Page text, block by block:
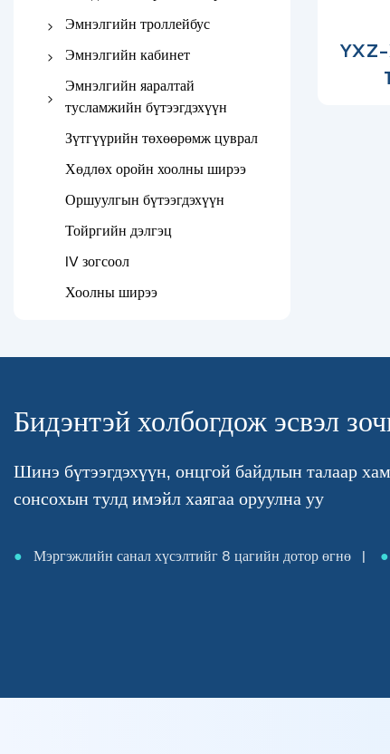
Гэрийн арчилгааны ор
Эмнэлгийн хүлээлгийн
сандал
Эмэгтэйчүүдийн үзлэгийн
Үйлдлийн хүснэгт
Мэс заслын гэрэл
Эмнэлгийн троллейбус
Эмнэлгийн зэвэрдэггүй ган
Abs Medical Trolley
Онцгой байдлын троллейб
Эмнэлгийн кабинет
Орны дэргэдэх шүүгээ
Анагаахын кабинет
Эмнэлгийн яаралтай
тусламжийн бүтээгдэхүүн
Эвхэгддэг дамнуурга
Түргэн тусламжийн
Зүтгүүрийн төхөөрөмж цуврал
Хөдлөх оройн хоолны ширээ
Оршуулгын бүтээгдэхүүн
Тойргийн дэлгэц
IV зогсоол
Хоолны ширээ
YXZ-
Бидэнтэй холбогдож эсвэл
Шинэ бүтээгдэхүүн, онцгой байдлын талаар
сонсохын тулд имэйл хаягаа оруулна уу
● Мэргэжлийн санал хүсэлтийг 8 цагийн дотор өгнө | ●